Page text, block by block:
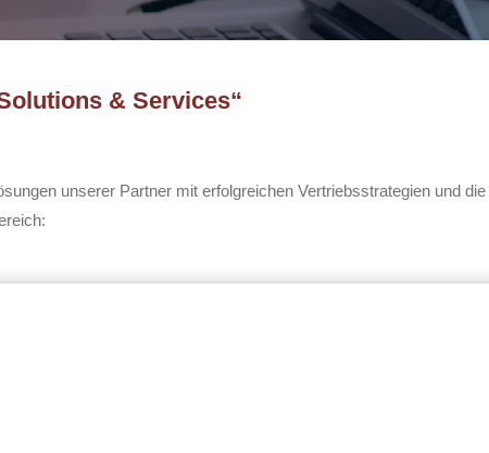
& Services“
unserer Partner mit erfolgreichen Vertriebsstrategien und